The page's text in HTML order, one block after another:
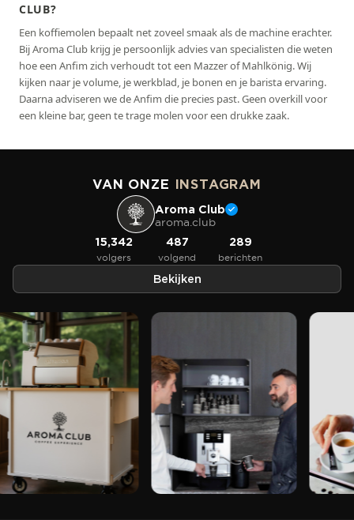
CLUB?
Een koffiemolen bepaalt net zoveel smaak als de machine erachter.
Bij Aroma Club krijg je persoonlijk advies van specialisten die weten
hoe een Anfim zich verhoudt tot een Mazzer of Mahlkönig. Wij
kijken naar je volume, je werkblad, je bonen en je barista ervaring.
Daarna adviseren we de Anfim die precies past. Geen overkill voor
een kleine bar, geen te trage molen voor een drukke zaak.
VAN ONZE INSTAGRAM
Aroma Club
aroma.club
15,342
volgers
487
volgend
289
berichten
Bekijken